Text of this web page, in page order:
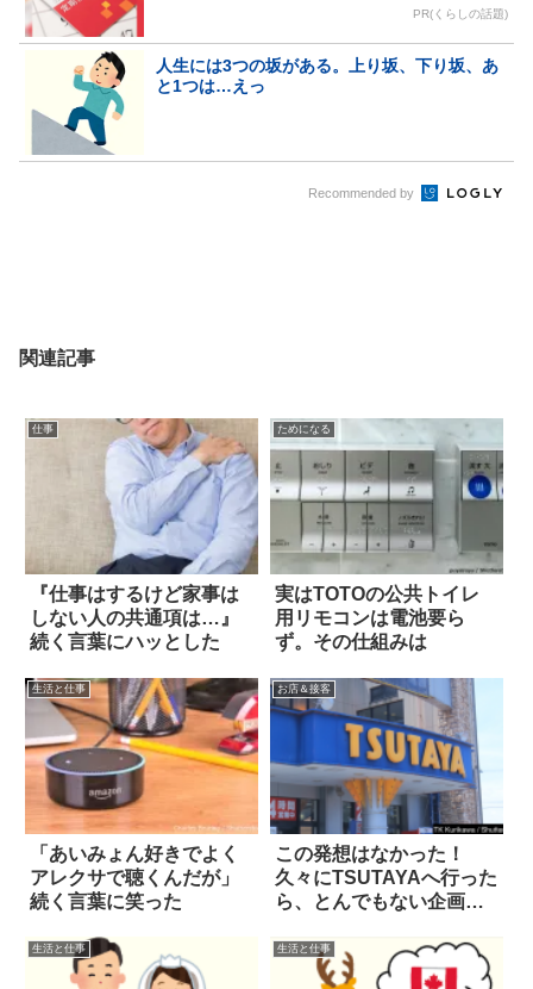
PR(くらしの話題)
人生には3つの坂がある。上り坂、下り坂、あ
と1つは…えっ
Recommended by
関連記事
仕事
『仕事はするけど家事は
しない人の共通項は…』
続く言葉にハッとした
ためになる
実はTOTOの公共トイレ
用リモコンは電池要ら
ず。その仕組みは
生活と仕事
「あいみょん好きでよく
アレクサで聴くんだが」
続く言葉に笑った
お店＆接客
この発想はなかった！
久々にTSUTAYAへ行った
ら、とんでもない企画が
生活と仕事 生活と仕事